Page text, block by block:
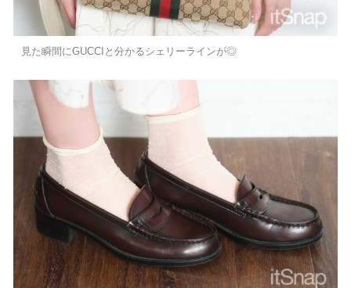
見た瞬間にGUCCIと分かるシェリーラインが◎